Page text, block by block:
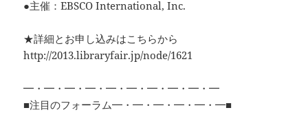
●主催：EBSCO International, Inc.
★詳細とお申し込みはこちらから
http://2013.libraryfair.jp/node/1621
━・━・━・━・━・━・━・━・━・━
■注目のフォーラム━・━・━・━・━・━■